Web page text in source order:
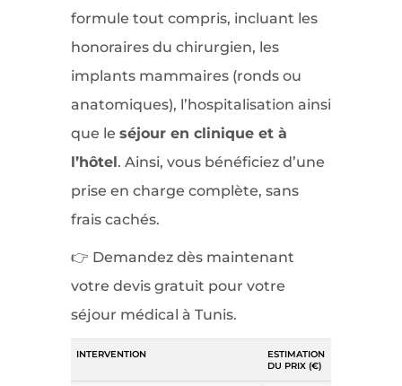
formule tout compris, incluant les
honoraires du chirurgien, les
implants mammaires (ronds ou
anatomiques), l’hospitalisation ainsi
que le séjour en clinique et à
l’hôtel. Ainsi, vous bénéficiez d’une
prise en charge complète, sans
frais cachés.
👉 Demandez dès maintenant
votre devis gratuit pour votre
séjour médical à Tunis.
INTERVENTION
ESTIMATION
DU PRIX (€)